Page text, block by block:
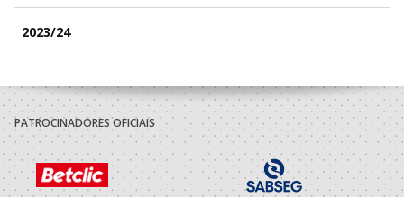
2023/24
Praia
Espinho - AP
Porto A
Praia
Vegetas BHC -
Sublima
Técnico
A.A. Porto
ACADÉMICO
FUTEBOL CLUBE
Técnico
PATROCINADORES OFICIAIS